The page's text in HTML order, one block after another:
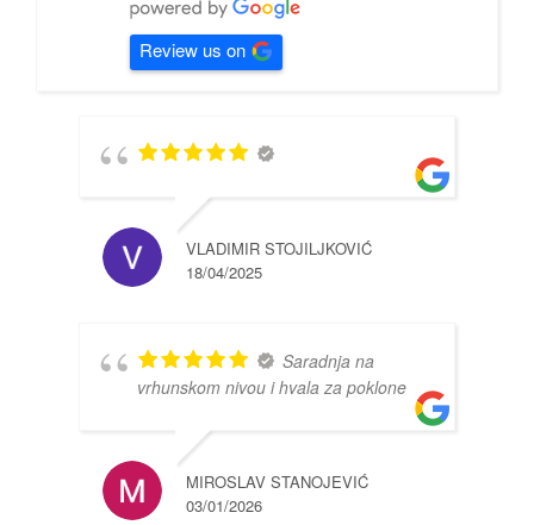
Review us on
VLADIMIR STOJILJKOVIĆ
18/04/2025
Saradnja na
vrhunskom nivou i hvala za poklone
MIROSLAV STANOJEVIĆ
03/01/2026